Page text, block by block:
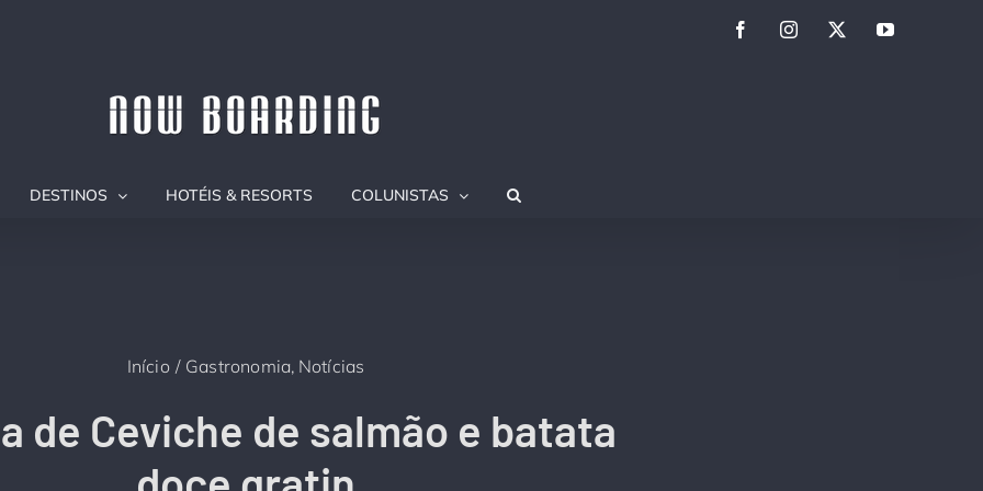
FacebookInstagramTwitterYouTube
DESTINOS HOTÉIS & RESORTS COLUNISTAS
Início Gastronomia Notícias
de Ceviche de salmão e batata